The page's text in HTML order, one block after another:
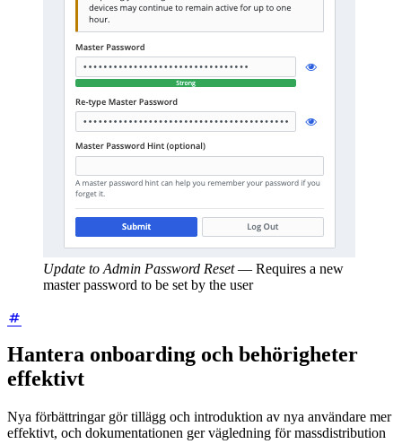
Update to Admin Password Reset— Requires a new
master password to be set by the user
Hantera onboarding och behörigheter
effektivt
Nya förbättringar gör tillägg och introduktion av nya användare mer
effektivt, och dokumentationen ger vägledning för massdistribution